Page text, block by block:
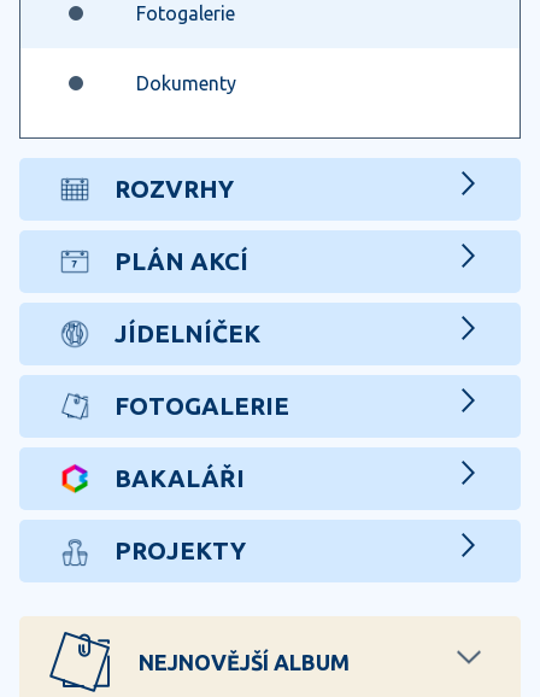
Fotogalerie
Dokumenty
ROZVRHY
PLÁN AKCÍ
JÍDELNÍČEK
FOTOGALERIE
BAKALÁŘI
PROJEKTY
NEJNOVĚJŠÍ ALBUM